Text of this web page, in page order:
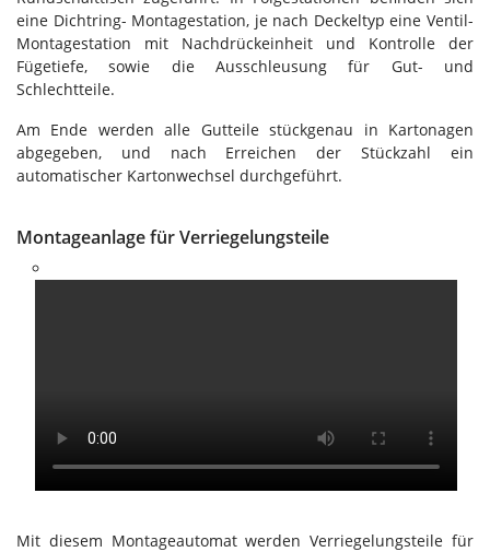
eine Dichtring- Montagestation, je nach Deckeltyp eine Ventil-
Montagestation mit Nachdrückeinheit und Kontrolle der
Fügetiefe, sowie die Ausschleusung für Gut- und
Schlechtteile.
Am Ende werden alle Gutteile stückgenau in Kartonagen
abgegeben, und nach Erreichen der Stückzahl ein
automatischer Kartonwechsel durchgeführt.
Montageanlage für Verriegelungsteile
Mit diesem Montageautomat werden Verriegelungsteile für